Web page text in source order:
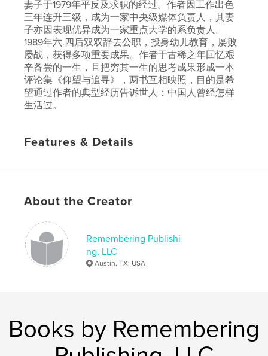
妻子于1979年平反及求职的经过。作者因工作出色
三年连升三级，成为一家中央级媒体负责人，其妻
子亦因表现优异成为一家重点大学的系负责人。
1989年六.四后双双辞去公职，投身幼儿教育，屡败
屡战，获得多项重要成果。作者于古稀之年回忆艰
辛备尝的一生，且把穷其一生的思考成果形成一本
评论集《仰望与追寻》，两书互相映照，目的是希
望通过作者的典型经历告诉世人：中国人曾经怎样
生活过。
Features & Details
Softcover: 9798210772954
Publish Date:
LanguageChinese (Simplified)
About the Creator
Remembering Publishi
ng, LLC
Austin, TX, USA
Books by Remembering